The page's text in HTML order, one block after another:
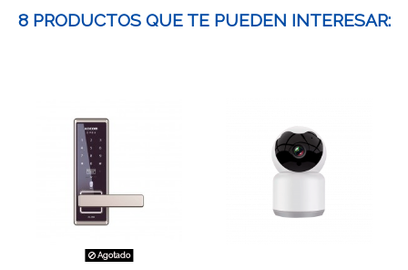
8 PRODUCTOS QUE TE PUEDEN INTERESAR:
Agotado